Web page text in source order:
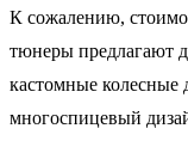
К сожалению,
тюнеры предлагают
кастомные
многоспицевый